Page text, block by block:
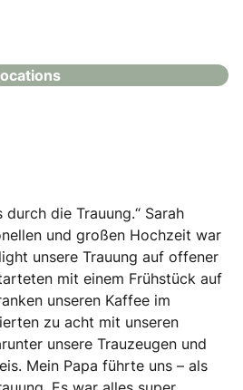
die Trauung.“ Sarah
und großen Hochzeit war
unsere Trauung auf offener
mit einem Frühstück auf
unseren Kaffee im
zu acht mit unseren
unsere Trauzeugen und
Mein Papa führte uns – als